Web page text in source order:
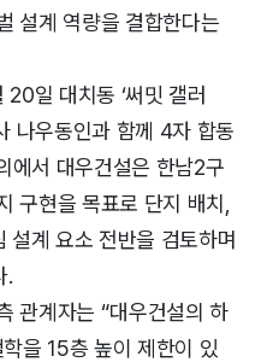
설계 역량을 결합한다는
일 대치동 ‘써밋 갤러
나우동인과 함께 4자 합동
에서 대우건설은 한남2구
구현을 목표로 단지 배치,
설계 요소 전반을 검토하며
.
관계자는 “대우건설의 하
학을 15층 높이 제한이 있